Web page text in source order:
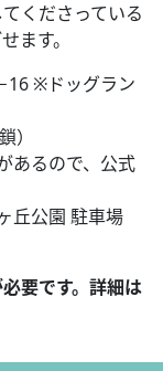
くださっている
ます。
16 ※ドッグラン
）
あるので、公式
丘公園 駐車場
要です。詳細は